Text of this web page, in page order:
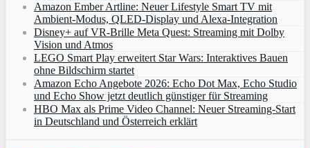
Amazon Ember Artline: Neuer Lifestyle Smart TV mit
Ambient‑Modus, QLED‑Display und Alexa‑Integration
Disney+ auf VR-Brille Meta Quest: Streaming mit Dolby
Vision und Atmos
LEGO Smart Play erweitert Star Wars: Interaktives Bauen
ohne Bildschirm startet
Amazon Echo Angebote 2026: Echo Dot Max, Echo Studio
und Echo Show jetzt deutlich günstiger für Streaming
HBO Max als Prime Video Channel: Neuer Streaming‑Start
in Deutschland und Österreich erklärt